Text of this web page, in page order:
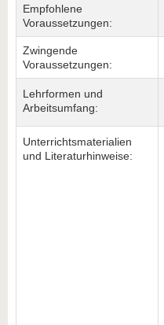
Empfohlene
Voraussetzungen:
Zwingende
Voraussetzungen:
Lehrformen und
Arbeitsumfang:
Unterrichtsmaterialien
und Literaturhinweise: